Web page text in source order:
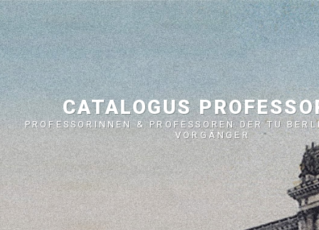
CATALOGUS
PROFESSORINNEN & PROFESSOREN DER TU
VORGÄNGER